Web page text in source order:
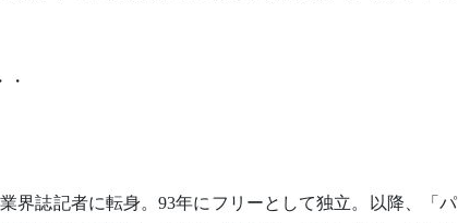
界誌記者に転身。93年にフリーとして独立。以降、「パ